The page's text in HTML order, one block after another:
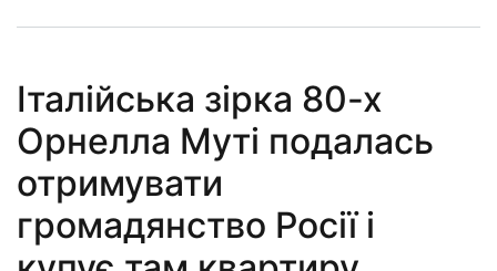
Італійська зірка 80-х
Орнелла Муті подалась
отримувати
громадянство Росії і